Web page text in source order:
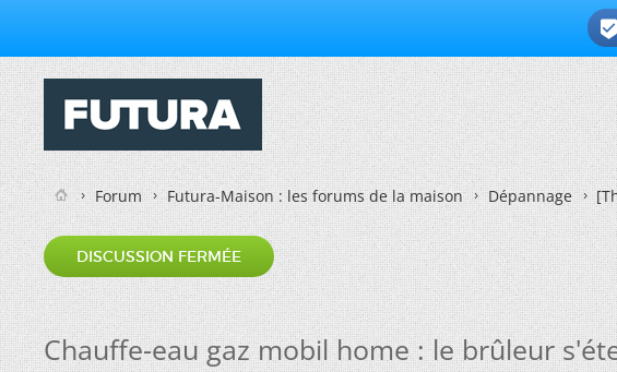

Forum Futura-Maison : les forums de la maison Dépannage
DISCUSSION FERMÉE
Chauffe-eau gaz mobil home : le brûleur